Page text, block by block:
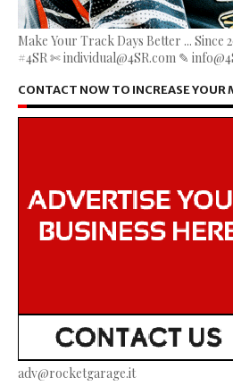
Make Your Track Days Better ...
#4SR ✄ individual@4SR.com ✎
CONTACT NOW TO INCREASE YOUR
adv@rocketgarage.it